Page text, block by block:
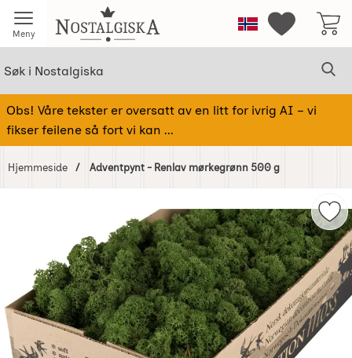
Meny Startsiden for NostalgiskaNorge Mine
Obs! Våre tekster er oversatt av en litt for ivrig AI – vi
fikser feilene så fort vi kan ...
Hjemmeside Adventpynt - Renlav mørkegrønn 500 g